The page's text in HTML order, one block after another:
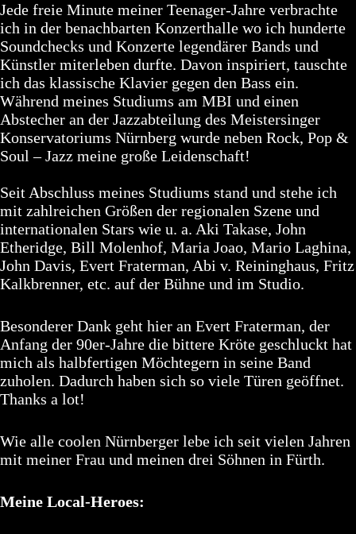
Jede freie Minute meiner Teenager-Jahre verbrachte
ich in der benachbarten Konzerthalle wo ich hunderte
Soundchecks und Konzerte legendärer Bands und
Künstler miterleben durfte. Davon inspiriert, tauschte
ich das klassische Klavier gegen den Bass ein.
Während meines Studiums am MBI und einen
Abstecher an der Jazzabteilung des Meistersinger
Konservatoriums Nürnberg wurde neben Rock, Pop &
Soul – Jazz meine große Leidenschaft!
Seit Abschluss meines Studiums stand und stehe ich
mit zahlreichen Größen der regionalen Szene und
internationalen Stars wie u. a. Aki Takase, John
Etheridge, Bill Molenhof, Maria Joao, Mario Laghina,
John Davis, Evert Fraterman, Abi v. Reininghaus, Fritz
Kalkbrenner, etc. auf der Bühne und im Studio.
Besonderer Dank geht hier an Evert Fraterman, der
Anfang der 90er-Jahre die bittere Kröte geschluckt hat
mich als halbfertigen Möchtegern in seine Band
zuholen. Dadurch haben sich so viele Türen geöffnet.
Thanks a lot!
Wie alle coolen Nürnberger lebe ich seit vielen Jahren
mit meiner Frau und meinen drei Söhnen in Fürth.
Meine Local-Heroes: